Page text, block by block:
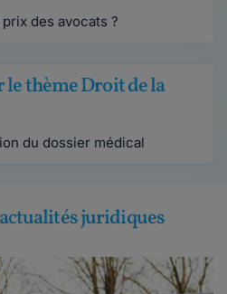
des avocats ?
le thème Droit de la
du dossier médical
actualités juridiques